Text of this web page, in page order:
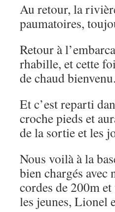
Au retour, la
paumatoires,
Retour à
rhabille, et cette
de chaud bienvenu.
Et c’est reparti
croche pieds et
de la sortie et les
Nous voilà à la
bien chargés avec
cordes de 200m
les jeunes, Lionel